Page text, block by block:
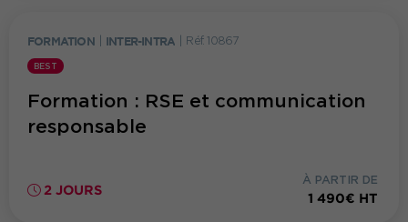
FORMATION INTER-INTRA Réf. 10867
BEST
Formation : RSE et communication
responsable
2 JOURS
À PARTIR DE
1 490€ HT